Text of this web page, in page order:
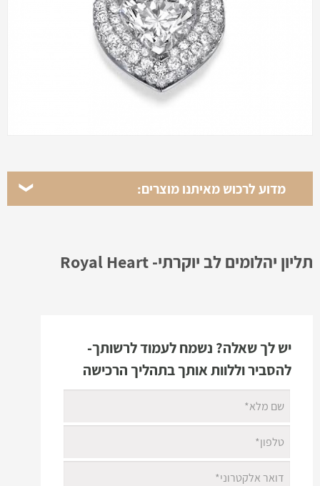
מדוע לרכוש מאיתנו מוצרים:
תליון יהלומים לב יוקרתי- Royal Heart
יש לך שאלה? נשמח לעמוד לרשותך-
להסביר וללוות אותך בתהליך הרכישה